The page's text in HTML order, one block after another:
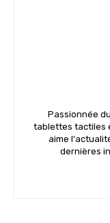
Passionnée
tablettes tactiles
aime
dernières